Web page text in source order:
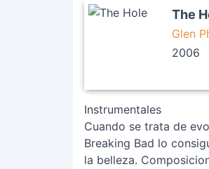
The
Glen
2006
Instrumentales
Cuando se trata de
Breaking Bad lo
la belleza.